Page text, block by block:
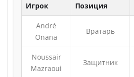
Игрок Позиция
André
Onana
Вратарь
Noussair
Mazraoui
Защитник